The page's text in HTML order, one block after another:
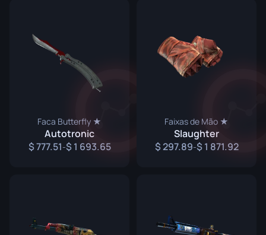
Faca Butterfly ★
Autotronic
777.51- 1 693.65
Faixas de Mão ★
Slaughter
297.89- 1 871.92